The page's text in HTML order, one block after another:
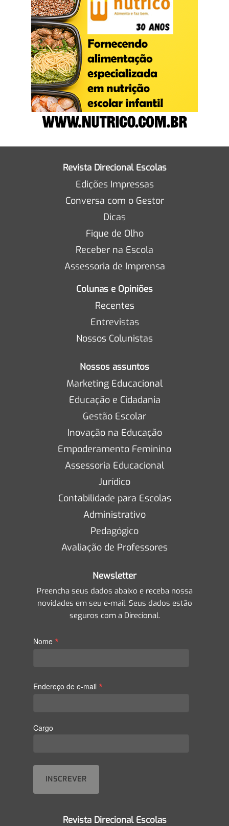
Revista Direcional Escolas
Edições Impressas
Conversa com o Gestor
Dicas
Fique de Olho
Receber na Escola
Assessoria de Imprensa
Colunas e Opiniões
Recentes
Entrevistas
Nossos Colunistas
Nossos assuntos
Marketing Educacional
Educação e Cidadania
Gestão Escolar
Inovação na Educação
Empoderamento Feminino
Assessoria Educacional
Jurídico
Contabilidade para Escolas
Administrativo
Pedagógico
Avaliação de Professores
Newsletter
Preencha seus dados abaixo e receba nossa
novidades em seu e-mail. Seus dados estão
seguros com a Direcional.
Nome *
Endereço de e-mail *
Cargo
Revista Direcional Escolas